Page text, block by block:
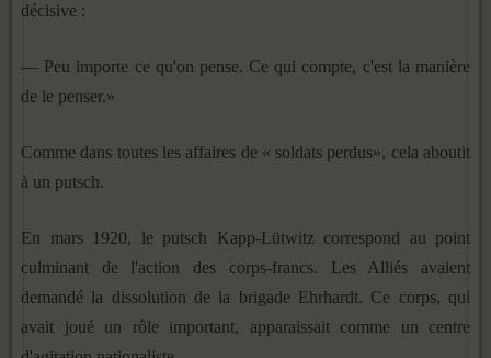
décisive :
— Peu importe ce qu'on pense. Ce qui compte, c'est la manière
de le penser.»
Comme dans toutes les affaires de « soldats perdus», cela aboutit
à un putsch.
En mars 1920, le putsch Kapp-Lütwitz correspond au point
culminant de l'action des corps-francs. Les Alliés avaient
demandé la dissolution de la brigade Ehrhardt. Ce corps, qui
avait joué un rôle important, apparaissait comme un centre